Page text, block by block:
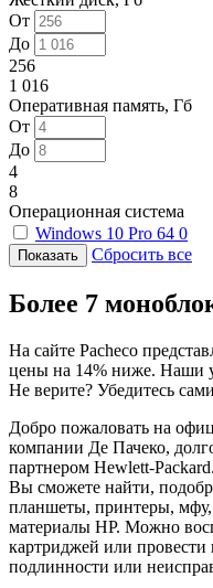
От
До
256
1 016
Оперативная память, Гб
От
До
4
8
Операционная система
Windows 10 Pro 64 0
Сбросить все
Более 7
На сайте Pacheco
цены на 14% ниже. Наши
Не верите? Убедитесь
Добро пожаловать на
компании Де Пачеко,
партнером Hewlett-
Вы сможете найти,
планшеты, принтеры,
материалы HP. Можно
картриджей или провести
подлинности или